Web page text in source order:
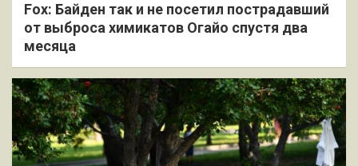
Fox: Байден так и не посетил пострадавший
от выброса химикатов Огайо спустя два
месяца